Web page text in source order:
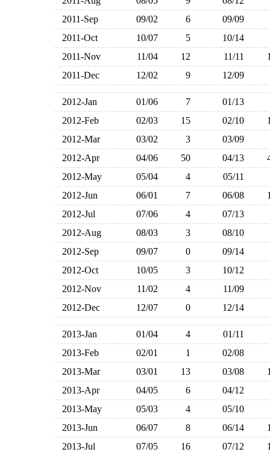
2011-Sep
09/02 6
09/09
2011-Oct
10/07 5
10/14
2011-Nov
11/04 12 11/11
2011-Dec
12/02 9 12/09
2012-Jan 01/06 7
01/13
2012-Feb
02/03 15 02/10
2012-Mar
03/02 3
03/09
2012-Apr
04/06 50 04/13
2012-May
05/04 4
05/11
2012-Jun
06/01 7 06/08
2012-Jul
07/06 4
07/13
2012-Aug
08/03 3
08/10
2012-Sep
09/07 0
09/14
2012-Oct
10/05 3
10/12
2012-Nov
11/02 4
11/09
2012-Dec
12/07 0 12/14
2013-Jan 01/04 4
01/11
2013-Feb
02/01 1
02/08
2013-Mar
03/01 13 03/08
2013-Apr
04/05 6
04/12
2013-May
05/03 4
05/10
2013-Jun
06/07 8 06/14
2013-Jul
07/05 16 07/12